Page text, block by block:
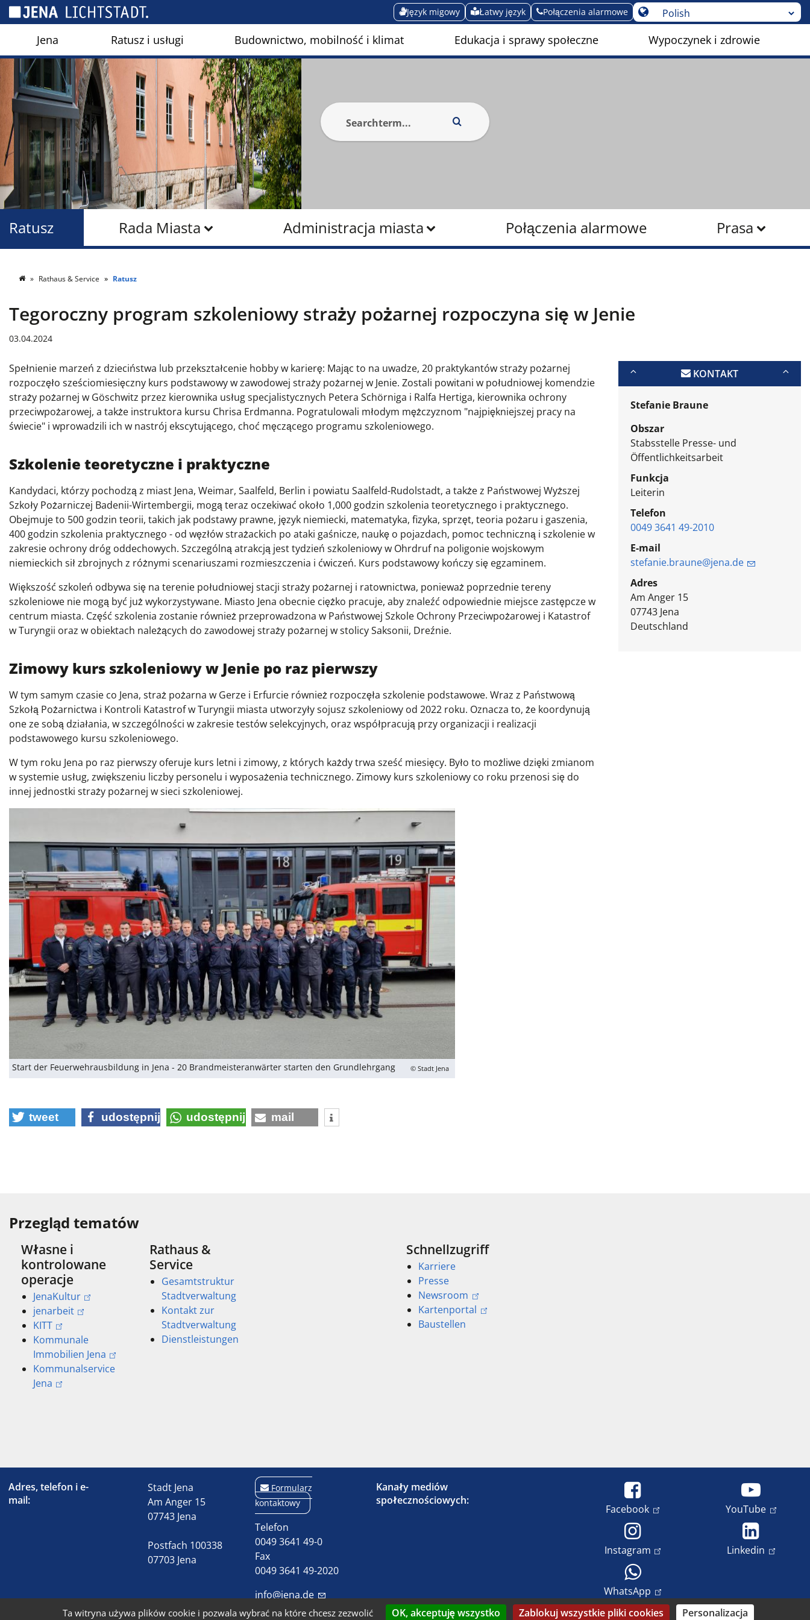
Język migowy Łatwy język Połączenia alarmowe
Jena Ratusz i usługi Budownictwo, mobilność i klimat Edukacja i sprawy społeczne Wypoczynek i zdrowie
Rada Miasta Administracja miasta Połączenia alarmowe Prasa
Ratusz
Rathaus & Service Ratusz
Tegoroczny program szkoleniowy straży pożarnej rozpoczyna się w Jenie
03.04.2024
Spełnienie marzeń z dzieciństwa lub przekształcenie hobby w karierę: Mając to na uwadze, 20 praktykantów straży pożarnej
rozpoczęło sześciomiesięczny kurs podstawowy w zawodowej straży pożarnej w Jenie. Zostali powitani w południowej komendzie
straży pożarnej w Göschwitz przez kierownika usług specjalistycznych Petera Schörniga i Ralfa Hertiga, kierownika ochrony
przeciwpożarowej, a także instruktora kursu Chrisa Erdmanna. Pogratulowali młodym mężczyznom "najpiękniejszej pracy na
świecie" i wprowadzili ich w nastrój ekscytującego, choć męczącego programu szkoleniowego.
Szkolenie teoretyczne i praktyczne
Kandydaci, którzy pochodzą z miast Jena, Weimar, Saalfeld, Berlin i powiatu Saalfeld-Rudolstadt, a także z Państwowej Wyższej
Szkoły Pożarniczej Badenii-Wirtembergii, mogą teraz oczekiwać około 1,000 godzin szkolenia teoretycznego i praktycznego.
Obejmuje to 500 godzin teorii, takich jak podstawy prawne, język niemiecki, matematyka, fizyka, sprzęt, teoria pożaru i gaszenia,
400 godzin szkolenia praktycznego - od węzłów strażackich po ataki gaśnicze, naukę o pojazdach, pomoc techniczną i szkolenie w
zakresie ochrony dróg oddechowych. Szczególną atrakcją jest tydzień szkoleniowy w Ohrdruf na poligonie wojskowym
niemieckich sił zbrojnych z różnymi scenariuszami rozmieszczenia i ćwiczeń. Kurs podstawowy kończy się egzaminem.
Większość szkoleń odbywa się na terenie południowej stacji straży pożarnej i ratownictwa, ponieważ poprzednie tereny
szkoleniowe nie mogą być już wykorzystywane. Miasto Jena obecnie ciężko pracuje, aby znaleźć odpowiednie miejsce zastępcze w
centrum miasta. Część szkolenia zostanie również przeprowadzona w Państwowej Szkole Ochrony Przeciwpożarowej i Katastrof
w Turyngii oraz w obiektach należących do zawodowej straży pożarnej w stolicy Saksonii, Dreźnie.
Zimowy kurs szkoleniowy w Jenie po raz pierwszy
W tym samym czasie co Jena, straż pożarna w Gerze i Erfurcie również rozpoczęła szkolenie podstawowe. Wraz z Państwową
Szkołą Pożarnictwa i Kontroli Katastrof w Turyngii miasta utworzyły sojusz szkoleniowy od 2022 roku. Oznacza to, że koordynują
one ze sobą działania, w szczególności w zakresie testów selekcyjnych, oraz współpracują przy organizacji i realizacji
podstawowego kursu szkoleniowego.
W tym roku Jena po raz pierwszy oferuje kurs letni i zimowy, z których każdy trwa sześć miesięcy. Było to możliwe dzięki zmianom
w systemie usług, zwiększeniu liczby personelu i wyposażenia technicznego. Zimowy kurs szkoleniowy co roku przenosi się do
innej jednostki straży pożarnej w sieci szkoleniowej.
Start der Feuerwehrausbildung in Jena - 20 Brandmeisteranwärter starten den Grundlehrgang © Stadt Jena
KONTAKT
Stefanie Braune
Obszar
Stabsstelle Presse- und
Öffentlichkeitsarbeit
Funkcja
Leiterin
Telefon
0049 3641 49-2010
E-mail
stefanie.braune@jena.de
Adres
Am Anger 15
07743 Jena
Deutschland
tweet udostępnij udostępnij mail
Przegląd tematów
Własne i
kontrolowane
operacje
JenaKultur
jenarbeit
KITT
Kommunale
Immobilien Jena
Kommunalservice
Jena
Rathaus &
Service
Gesamtstruktur
Stadtverwaltung
Kontakt zur
Stadtverwaltung
Dienstleistungen
Schnellzugriff
Karriere
Presse
Newsroom
Kartenportal
Baustellen
Adres, telefon i e-
mail:
Stadt Jena
Am Anger 15
07743 Jena
Postfach 100338
07703 Jena
Formularz
kontaktowy
Telefon
0049 3641 49-0
Fax
0049 3641 49-2020
info@jena.de
Kanały mediów
społecznościowych:
Facebook YouTube
Instagram Linkedin
WhatsApp
Panel zarządzania plikami cookies
Ta witryna używa plików cookie i pozwala wybrać na które chcesz zezwolić OK, akceptuję wszystko Zablokuj wszystkie pliki cookies Personalizacja